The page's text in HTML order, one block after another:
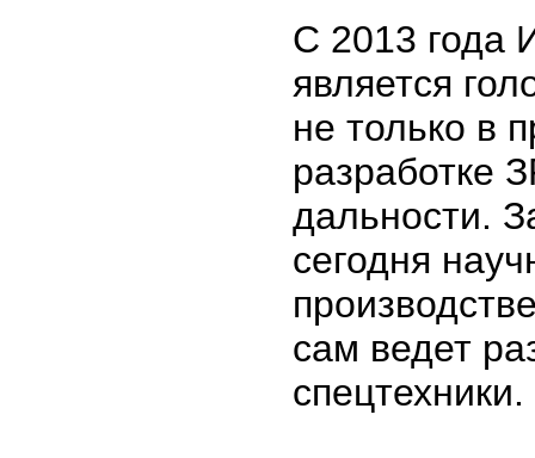
С 2013 года
является
не только в
разработке
дальности.
сегодня
сам ведет
спецтехники.